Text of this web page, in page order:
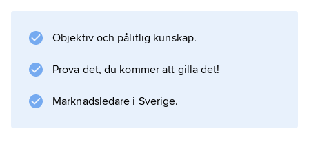
Information om artikeln
Objektiv och pålitlig kunskap.
Prova det, du kommer att gilla det!
Marknadsledare i Sverige.